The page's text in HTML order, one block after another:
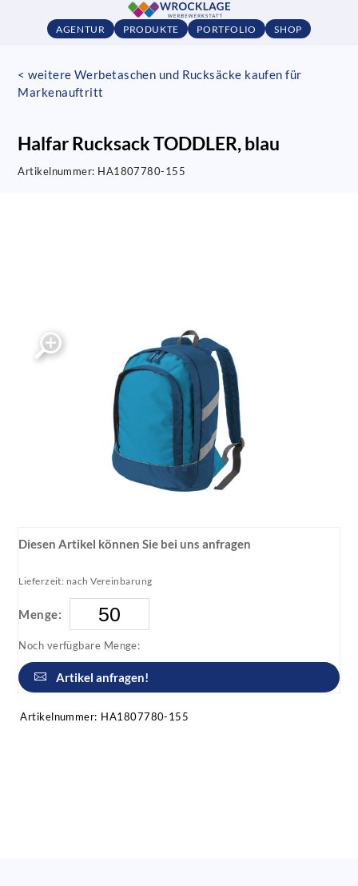
AGENTUR PRODUKTE PORTFOLIO SHOP
< weitere Werbetaschen und Rucksäcke kaufen für
Markenauftritt
Halfar Rucksack TODDLER, blau
Artikelnummer: HA1807780-155
Diesen Artikel können Sie bei uns anfragen
Lieferzeit: nach Vereinbarung
Menge:
Noch verfügbare Menge:
Artikel anfragen!
Artikelnummer: HA1807780-155